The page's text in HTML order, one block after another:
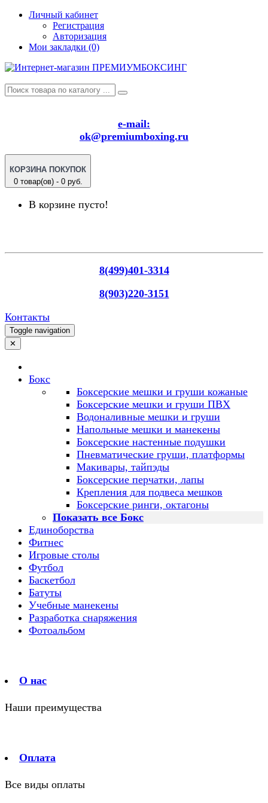
Личный кабинет
Регистрация
Авторизация
Мои закладки (0)
e-mail:
ok@premiumboxing.ru
КОРЗИНА ПОКУПОК
0 товар(ов) - 0 руб.
В корзине пусто!
8(499)401-3314
8(903)220-3151
Контакты
Toggle navigation
✕
Бокс
Боксерские мешки и груши кожаные
Боксерские мешки и груши ПВХ
Водоналивные мешки и груши
Напольные мешки и манекены
Боксерские настенные подушки
Пневматические груши, платформы
Макивары, тайпэды
Боксерские перчатки, лапы
Крепления для подвеса мешков
Боксерские ринги, октагоны
Показать все Бокс
Единоборства
Фитнес
Игровые столы
Футбол
Баскетбол
Батуты
Учебные манекены
Разработка снаряжения
Фотоальбом
О нас
Наши преимущества
Оплата
Все виды оплаты